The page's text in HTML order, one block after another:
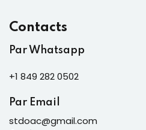
Contacts
Par Whatsapp
+1 849 282 0502
Par Email
stdoac@gmail.com